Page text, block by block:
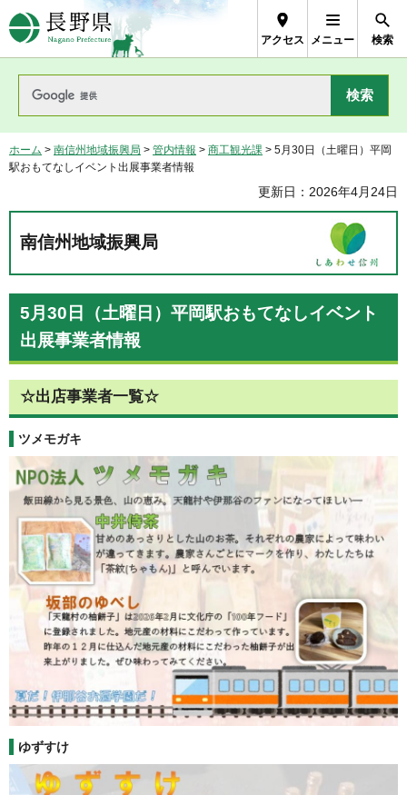
長野県Nagano Prefecture
アクセス メニュー 検索
ホーム > 南信州地域振興局 > 管内情報 > 商工観光課 > 5月30日（土曜日）平岡
駅おもてなしイベント出展事業者情報
更新日：2026年4月24日
南信州地域振興局
5月30日（土曜日）平岡駅おもてなしイベント
出展事業者情報
☆出店事業者一覧☆
ツメモガキ
ゆずすけ